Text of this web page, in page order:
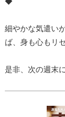
細やかな気遣い
ば、身も心もリ
是非、次の週末